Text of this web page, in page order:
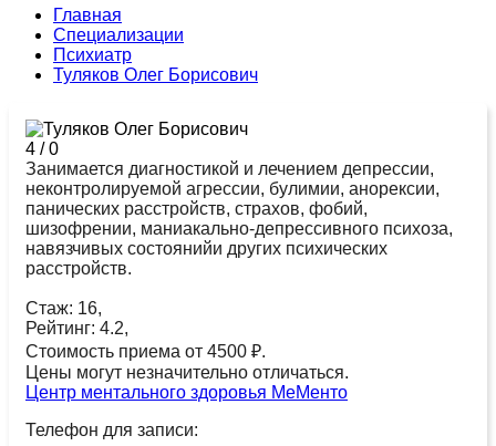
Главная
Специализации
Психиатр
Туляков Олег Борисович
4 /0
Занимается диагностикой и лечением депрессии,
неконтролируемой агрессии, булимии, анорексии,
панических расстройств, страхов, фобий,
шизофрении, маниакально-депрессивного психоза,
навязчивых состоянийи других психических
расстройств.
Стаж: 16,
Рейтинг: 4.2,
Стоимость приема от 4500 ₽.
Цены могут незначительно отличаться.
Центр ментального здоровья МеМенто
Телефон для записи: